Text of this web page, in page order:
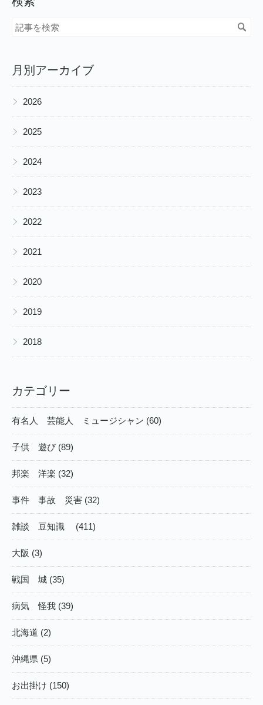
月別アーカイブ
▶ 2026
▶ 2025
▶ 2024
▶ 2023
▶ 2022
▶ 2021
▶ 2020
▶ 2019
▶ 2018
カテゴリー
有名人 芸能人 ミュージシャン (60)
子供 遊び (89)
邦楽 洋楽 (32)
事件 事故 災害 (32)
雑談 豆知識 (411)
大阪 (3)
戦国 城 (35)
病気 怪我 (39)
北海道 (2)
沖縄県 (5)
お出掛け (150)